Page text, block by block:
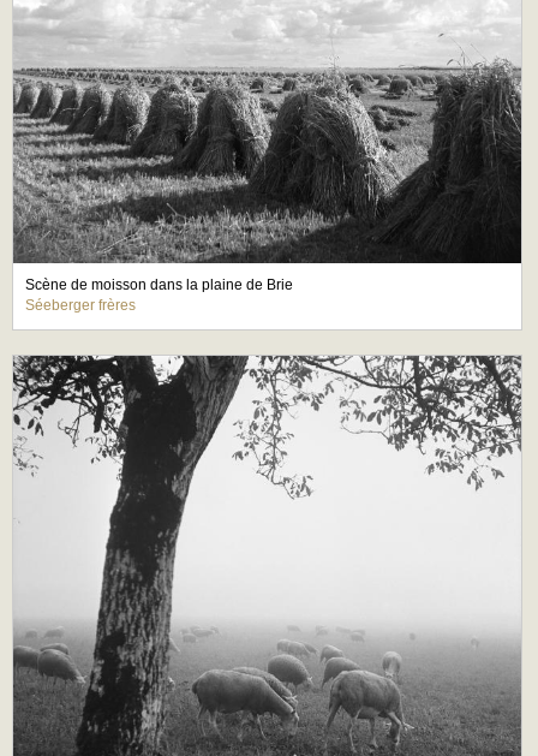
Scène de moisson dans la plaine de Brie
Séeberger frères